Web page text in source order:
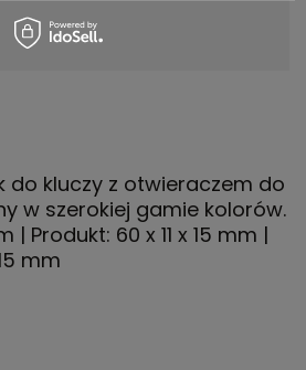
do kluczy z otwieraczem do
w szerokiej gamie kolorów.
| Produkt: 60 x 11 x 15 mm |
mm